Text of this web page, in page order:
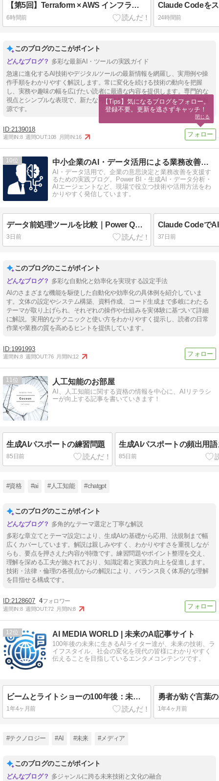
【第5回】Terraform × AWS インフラ自動化入門 — 本番運用で詰まるポイントと安全なインフラ変更のベストプラクティス
6時間前 24時間前
このブログのここがポイント
多彩な最新AI・ツールの実践ガイド
急速に進化するAI技術やデジタルツールの最新情報を網羅し、実用例や操
作手順をわかりやすく解説します。常に変化を続ける技術の動向を把握
し、実務や趣味の幅を広げたい読者に最適な内容を提供します。専門的な
視点とシンプルな表現で、新たな可能性を見据えるための一助となる情報
源です。
2139018
週間IN:8 週間OUT:108 月間IN:16
10 中小企業のAI・データ活用による業務改善相談室
AI・データ活用で、企業の意思決定と業務改善を支援す
るための実践ブログ。Power BI・生成AI・データ分析・
AIエージェントなど、現場で役立つ技術や活用方法をわ
かりやすく発信しています。
データ前処理ツールを比較｜Power Query・BigQuery・pandas・Polarsの選び方
3日前 37日前
このブログのここがポイント
多彩な自動化と効率化を実現する設定手法
AIのさまざまな機能を駆使した自動化や効率化の具体例を紹介していま
す。文体の設定やシステム構築、資料作成、コード生成まで多岐にわたる
テーマが取り上げられ、それぞれの操作や仕組みを実体験に基づいて詳細
に解説。実用的なテクニックと使い方をわかりやすく提示し、読者の日常
作業や業務の質を高めるヒントを提供しています。
1991993
週間IN:8 週間OUT:76 月間IN:12
11 人工知能のお部屋
AI、人工知能に関する資格の情報を中心に、AIリテラシ
ーが向上する記事を書いていきます！
生成AIパスポートの練習問題
85日前
生成AIパスポートの頻出用語
85日前
#資格 #ai #人工知能 #chatgpt
このブログのここがポイント
多角的なテーマ選定と丁寧な解説
多彩な章立てとテーマ設定により、生成AIの基礎から応用、法規制まで幅
広くカバーしています。解説は親しみやすく、わかりやすさを重視しなが
らも、要点を押さえた内容が特徴です。練習問題やポイント整理を交え、
理解を深める工夫が施されており、知識定着と実践力向上を促進します。
技術・法律・倫理の各視点からの解説により、バランス良く体系的な理解
を目指せる構成です。
2128607 4
週間IN:8 週間OUT:72 月間IN:8
12 AI MEDIA WORLD | 未来のAI記事サイト
100年後の未来に生きるAIライター達が、未来の技術、ラ
イフスタイル、社会の変化を現代の皆様にわかりやすく
伝えることを目指しているエンタメコンテンツです。
ビームとライトショーの100年後：未来の光の芸術
1年4ヶ月前 1年4ヶ月前
#テクノロジー #AI #未来 #メディア
このブログのここがポイント
多ジャンルに跨る未来技術と文化の融合
【Tips】気になるブログをフォロー。
登録不要。更新を逃さずキャッチ！
閉じる